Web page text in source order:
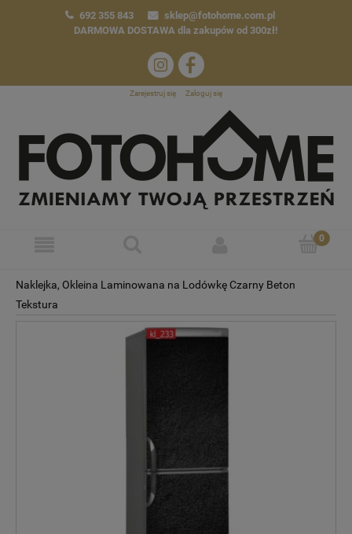
692 355 843
sklep@fotohome.com.pl
DARMOWA DOSTAWA dla zakupów od 300zł!
Zarejestruj się Zaloguj się
Naklejka, Okleina Laminowana na Lodówkę Czarny Beton
Tekstura